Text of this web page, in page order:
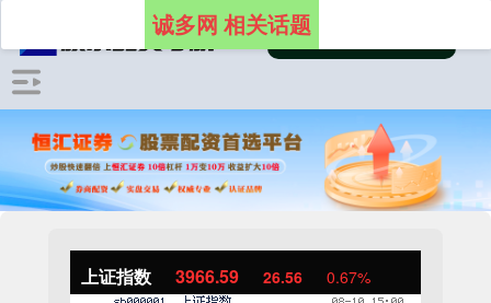
上证指数 3966.59 26.56 0.67%
诚多网 相关话题